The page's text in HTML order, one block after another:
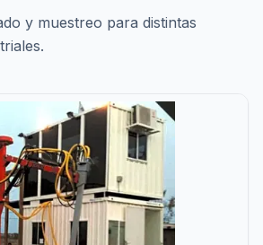
y muestreo para distintas